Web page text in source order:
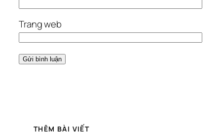
Trang web
THÊM BÀI VIẾT